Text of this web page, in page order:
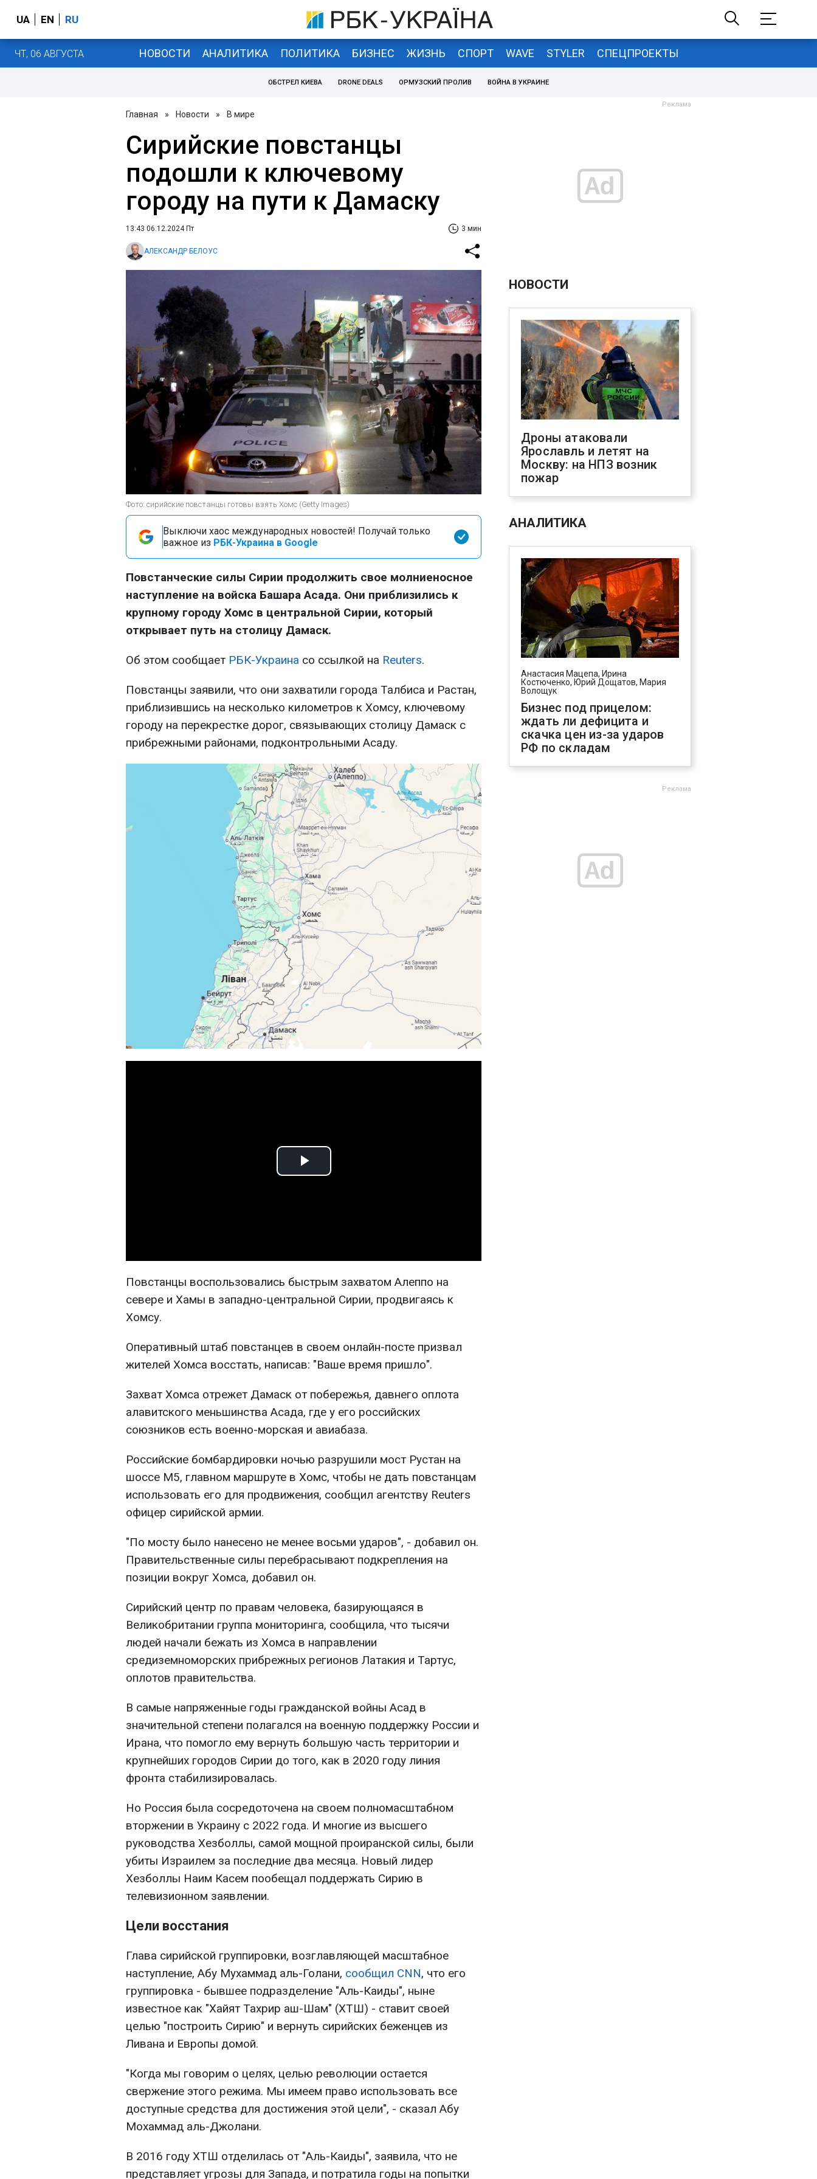
UA EN RU
ЧТ, 06 АВГУСТА НОВОСТИ АНАЛИТИКА ПОЛИТИКА БИЗНЕС ЖИЗНЬ СПОРТ WAVE STYLER СПЕЦПРОЕКТЫ
ОБСТРЕЛ КИЕВА DRONE DEALS ОРМУЗСКИЙ ПРОЛИВ ВОЙНА В УКРАИНЕ
Главная » Новости » В мире
Сирийские повстанцы
подошли к ключевому
городу на пути к Дамаску
13:43 06.12.2024 Пт 3 мин
АЛЕКСАНДР БЕЛОУС
Фото: сирийские повстанцы готовы взять Хомс (Getty Images)
Выключи хаос международных новостей! Получай только
важное из РБК-Украина в Google
Повстанческие силы Сирии продолжить свое молниеносное
наступление на войска Башара Асада. Они приблизились к
крупному городу Хомс в центральной Сирии, который
открывает путь на столицу Дамаск.
Об этом сообщает РБК-Украина со ссылкой на Reuters.
Повстанцы заявили, что они захватили города Талбиса и Растан,
приблизившись на несколько километров к Хомсу, ключевому
городу на перекрестке дорог, связывающих столицу Дамаск с
прибрежными районами, подконтрольными Асаду.
Play
Повстанцы воспользовались быстрым захватом Алеппо на
севере и Хамы в западно-центральной Сирии, продвигаясь к
Хомсу.
Оперативный штаб повстанцев в своем онлайн-посте призвал
жителей Хомса восстать, написав: "Ваше время пришло".
Захват Хомса отрежет Дамаск от побережья, давнего оплота
алавитского меньшинства Асада, где у его российских
союзников есть военно-морская и авиабаза.
Российские бомбардировки ночью разрушили мост Рустан на
шоссе М5, главном маршруте в Хомс, чтобы не дать повстанцам
использовать его для продвижения, сообщил агентству Reuters
офицер сирийской армии.
"По мосту было нанесено не менее восьми ударов", - добавил он.
Правительственные силы перебрасывают подкрепления на
позиции вокруг Хомса, добавил он.
Сирийский центр по правам человека, базирующаяся в
Великобритании группа мониторинга, сообщила, что тысячи
людей начали бежать из Хомса в направлении
средиземноморских прибрежных регионов Латакия и Тартус,
оплотов правительства.
В самые напряженные годы гражданской войны Асад в
значительной степени полагался на военную поддержку России и
Ирана, что помогло ему вернуть большую часть территории и
крупнейших городов Сирии до того, как в 2020 году линия
фронта стабилизировалась.
Но Россия была сосредоточена на своем полномасштабном
вторжении в Украину с 2022 года. И многие из высшего
руководства Хезболлы, самой мощной проиранской силы, были
убиты Израилем за последние два месяца. Новый лидер
Хезболлы Наим Касем пообещал поддержать Сирию в
телевизионном заявлении.
Цели восстания
Глава сирийской группировки, возглавляющей масштабное
наступление, Абу Мухаммад аль-Голани, сообщил CNN, что его
группировка - бывшее подразделение "Аль-Каиды", ныне
известное как "Хайят Тахрир аш-Шам" (ХТШ) - ставит своей
целью "построить Сирию" и вернуть сирийских беженцев из
Ливана и Европы домой.
"Когда мы говорим о целях, целью революции остается
свержение этого режима. Мы имеем право использовать все
доступные средства для достижения этой цели", - сказал Абу
Мохаммад аль-Джолани.
В 2016 году ХТШ отделилась от "Аль-Каиды", заявила, что не
представляет угрозы для Запада, и потратила годы на попытки
НОВОСТИ
Дроны атаковали
Ярославль и летят на
Москву: на НПЗ возник
пожар
АНАЛИТИКА
Анастасия Мацепа, Ирина
Костюченко, Юрий Дощатов, Мария
Волощук
Бизнес под прицелом:
ждать ли дефицита и
скачка цен из-за ударов
РФ по складам